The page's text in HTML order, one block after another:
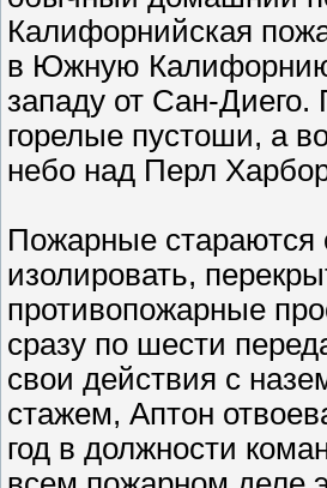
Калифорнийская
в Южную
западу от Сан-Диего.
горелые пустоши, а
небо над Перл
Пожарные стараются
изолировать,
противопожарные
сразу по шести
свои действия с
стажем, Аптон
год в должности